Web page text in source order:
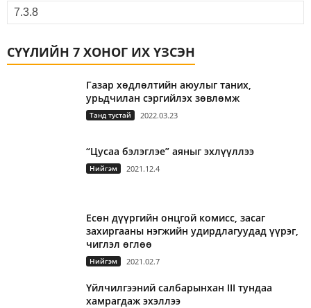
СҮҮЛИЙН 7 ХОНОГ ИХ ҮЗСЭН
Газар хөдлөлтийн аюулыг таних,
урьдчилан сэргийлэх зөвлөмж
Танд тустай 2022.03.23
“Цусаа бэлэглэе” аяныг эхлүүллээ
Нийгэм 2021.12.4
Есөн дүүргийн онцгой комисс, засаг
захиргааны нэгжийн удирдлагуудад үүрэг,
чиглэл өглөө
Нийгэм 2021.02.7
Үйлчилгээний салбарынхан III тундаа
хамрагдаж эхэллээ